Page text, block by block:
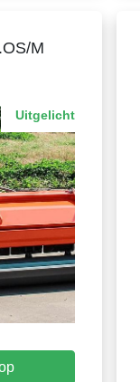
M
Uitgelicht